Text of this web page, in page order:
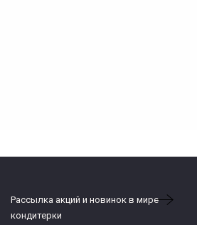
Рассылка акций и новинок в мире
кондитерки